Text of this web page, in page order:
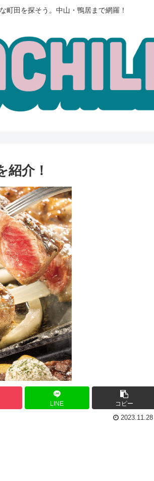
町田を探そう。中山・鴨居まで網羅！
紹介！
LINE コピー
2023.11.28